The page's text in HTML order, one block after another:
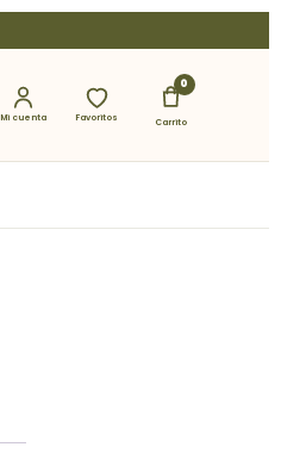
Mi cuenta Favoritos
0
Carrito